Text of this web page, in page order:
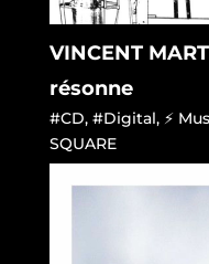
VINCENT
résonne
#CD, #Digital, ⚡
SQUARE